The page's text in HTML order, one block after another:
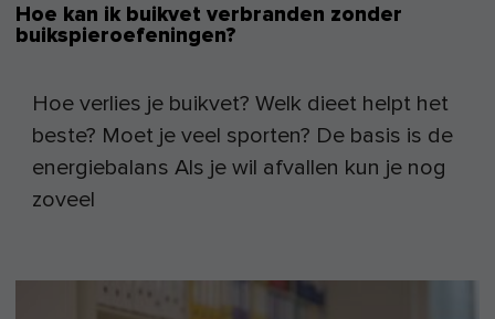
Hoe kan ik buikvet verbranden zonder
buikspieroefeningen?
Hoe verlies je buikvet? Welk dieet helpt het
beste? Moet je veel sporten? De basis is de
energiebalans Als je wil afvallen kun je nog
zoveel